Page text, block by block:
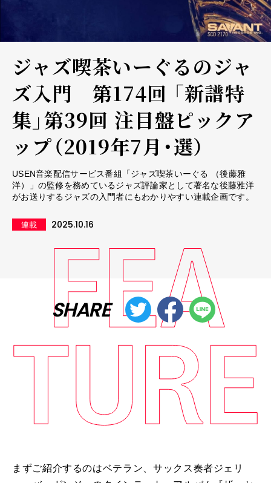
ジャズ喫茶いーぐるのジャ
ズ入門 第174回 「新譜特
集」第39回 注目盤ピックア
ップ（2019年7月・選）
USEN音楽配信サービス番組「ジャズ喫茶いーぐる （後藤雅
洋）」の監修を務めているジャズ評論家として著名な後藤雅洋
がお送りするジャズの入門者にもわかりやすい連載企画です。
連載 2025.10.16
SHARE
まずご紹介するのはベテラン、サックス奏者ジェリ